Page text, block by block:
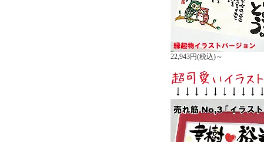
22,943円(税込)～